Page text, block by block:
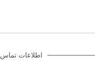
اطلاعات تماس